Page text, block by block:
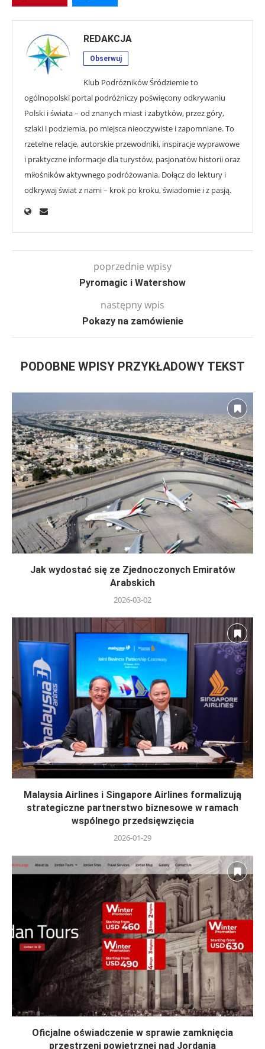
REDAKCJA
Obserwuj
Klub Podróżników Śródziemie to
ogólnopolski portal podróżniczy poświęcony odkrywaniu
Polski i świata – od znanych miast i zabytków, przez góry,
szlaki i podziemia, po miejsca nieoczywiste i zapomniane. To
rzetelne relacje, autorskie przewodniki, inspiracje wyprawowe
i praktyczne informacje dla turystów, pasjonatów historii oraz
miłośników aktywnego podróżowania. Dołącz do lektury i
odkrywaj świat z nami – krok po kroku, świadomie i z pasją.
poprzednie wpisy
Pyromagic i Watershow
następny wpis
Pokazy na zamówienie
PODOBNE WPISY PRZYKŁADOWY TEKST
Jak wydostać się ze Zjednoczonych Emiratów
Arabskich
2026-03-02
Malaysia Airlines i Singapore Airlines formalizują
strategiczne partnerstwo biznesowe w ramach
wspólnego przedsięwzięcia
2026-01-29
Oficjalne oświadczenie w sprawie zamknięcia
przestrzeni powietrznej nad Jordanią